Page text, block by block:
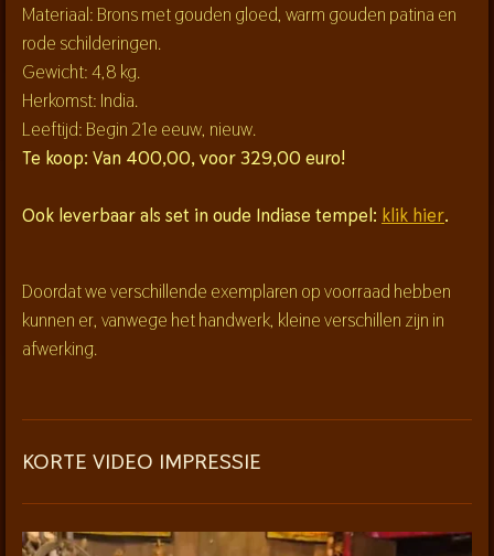
Materiaal: Brons met gouden gloed, warm gouden patina en
rode schilderingen.
Gewicht: 4,8 kg.
Herkomst: India.
Leeftijd: Begin 21e eeuw, nieuw.
Te koop: Van 400,00, voor 329,00 euro!
Ook leverbaar als set in oude Indiase tempel: klik hier.
Doordat we verschillende exemplaren op voorraad hebben
kunnen er, vanwege het handwerk, kleine verschillen zijn in
afwerking.
KORTE VIDEO IMPRESSIE